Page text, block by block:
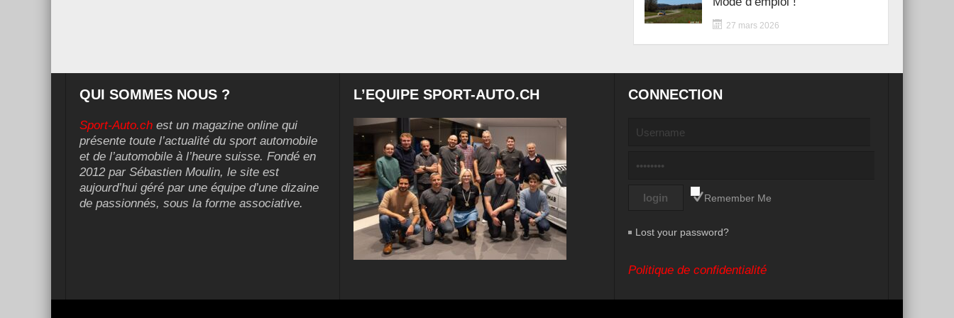
27 mars 2026
QUI SOMMES NOUS ?
Sport-Auto.ch est un magazine online qui
présente toute l’actualité du sport automobile
et de l’automobile à l’heure suisse. Fondé en
2012 par Sébastien Moulin, le site est
aujourd’hui géré par une équipe d’une dizaine
de passionnés, sous la forme associative.
L’EQUIPE SPORT-AUTO.CH CONNECTION
Remember Me
Lost your password?
Politique de confidentialité